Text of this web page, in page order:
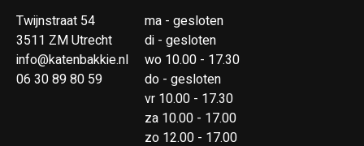
Twijnstraat 54
3511 ZM Utrecht
info@katenbakkie.nl
06 30 89 80 59
ma - gesloten
di - gesloten
wo 10.00 - 17.30
do - gesloten
vr 10.00 - 17.30
za 10.00 - 17.00
zo 12.00 - 17.00